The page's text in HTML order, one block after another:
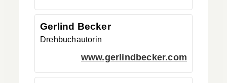
Gerlind Becker
Drehbuchautorin
www.gerlindbecker.com